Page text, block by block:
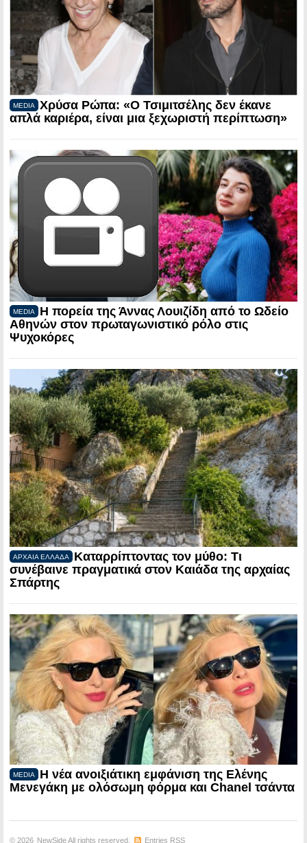
MEDIA
Χρύσα Ρώπα: «Ο Τσιμιτσέλης δεν έκανε
απλά καριέρα, είναι μια ξεχωριστή περίπτωση»
MEDIA
Η πορεία της Άννας Λουιζίδη από το Ωδείο
Αθηνών στον πρωταγωνιστικό ρόλο στις
Ψυχοκόρες
ΑΡΧΑΙΑ ΕΛΛΑΔΑ
Καταρρίπτοντας τον μύθο: Τι
συνέβαινε πραγματικά στον Καιάδα της αρχαίας
Σπάρτης
MEDIA
Η νέα ανοιξιάτικη εμφάνιση της Ελένης
Μενεγάκη με ολόσωμη φόρμα και Chanel τσάντα
© 2026 NewSideAll rights reserved. Entries RSS